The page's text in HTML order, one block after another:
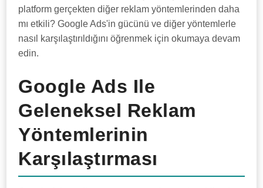
platform gerçekten diğer reklam yöntemlerinden daha
mı etkili? Google Ads'in gücünü ve diğer yöntemlerle
nasıl karşılaştırıldığını öğrenmek için okumaya devam
edin.
Google Ads Ile
Geleneksel Reklam
Yöntemlerinin
Karşılaştırması